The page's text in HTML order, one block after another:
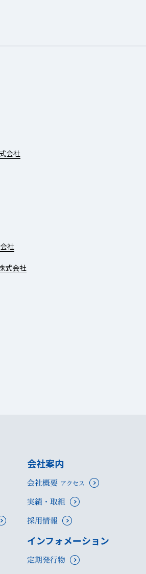
会社
社
式会社
会社案内
会社概要 アクセス
実績・取組
採用情報
インフォメーション
定期発行物